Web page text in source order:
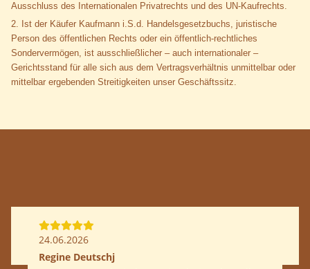
Ausschluss des Internationalen Privatrechts und des UN-Kaufrechts.
2. Ist der Käufer Kaufmann i.S.d. Handelsgesetzbuchs, juristische
Person des öffentlichen Rechts oder ein öffentlich-rechtliches
Sondervermögen, ist ausschließlicher – auch internationaler –
Gerichtsstand für alle sich aus dem Vertragsverhältnis unmittelbar oder
mittelbar ergebenden Streitigkeiten unser Geschäftssitz.
24.06.2026
Regine Deutschj